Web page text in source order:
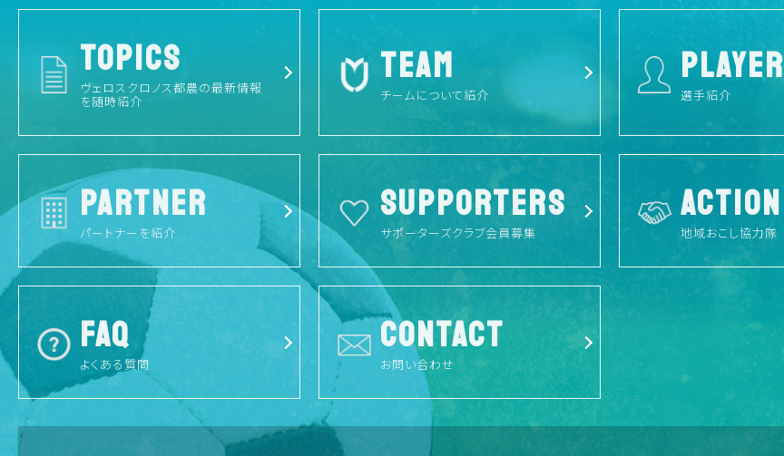
TOPICS
ヴェロスクロノス都農の最新情報
を随時紹介
TEAM
チームについて紹介
PLAYER
選手紹介
PARTNER
パートナーを紹介
SUPPORTERS
サポーターズクラブ会員募集
ACTION
地域おこし協力隊
FAQ
よくある質問
CONTACT
お問い合わせ